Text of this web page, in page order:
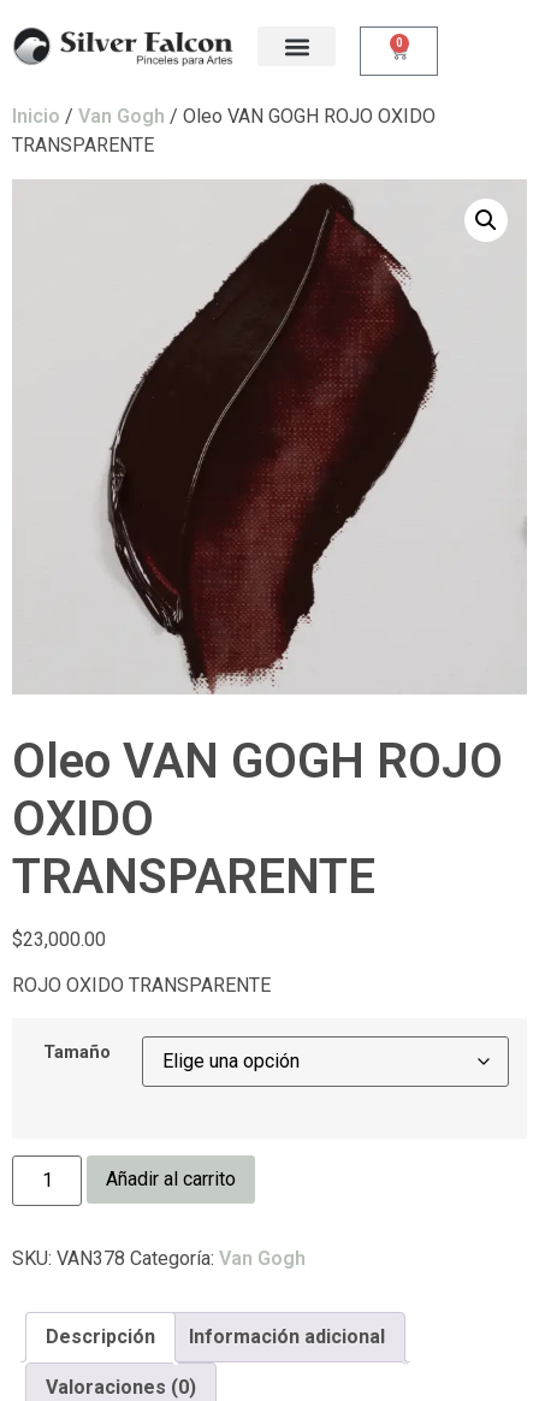
0
Inicio / Van Gogh / Oleo VAN GOGH ROJO OXIDO
TRANSPARENTE
Oleo VAN GOGH ROJO
OXIDO
TRANSPARENTE
$23,000.00
ROJO OXIDO TRANSPARENTE
Tamaño
Añadir al carrito
SKU: VAN378 Categoría: Van Gogh
Descripción Información adicional
Valoraciones (0)